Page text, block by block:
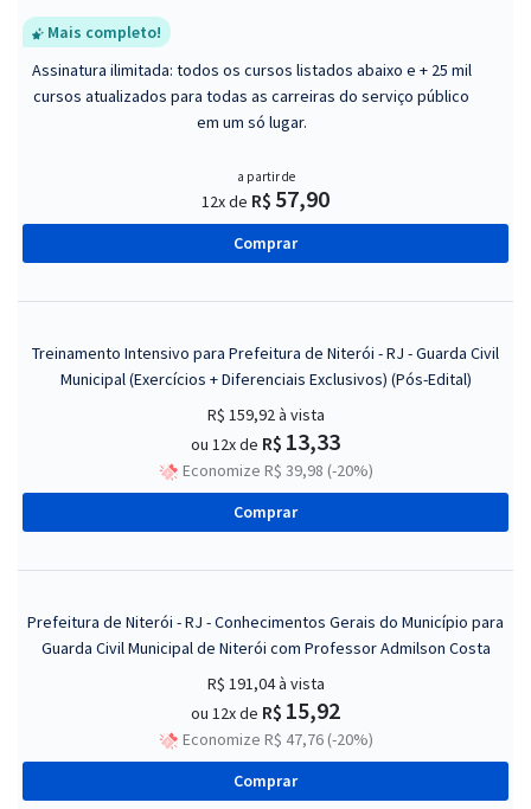
Mais completo!
Assinatura ilimitada: todos os cursos listados abaixo e + 25 mil
cursos atualizados para todas as carreiras do serviço público
em um só lugar.
a partir de
12x de R$ 57,90
Comprar
Treinamento Intensivo para Prefeitura de Niterói - RJ - Guarda Civil
Municipal (Exercícios + Diferenciais Exclusivos) (Pós-Edital)
R$ 159,92à vista
ou 12x de R$ 13,33
Economize R$ 39,98 (-20%)
Comprar
Prefeitura de Niterói - RJ - Conhecimentos Gerais do Município para
Guarda Civil Municipal de Niterói com Professor Admilson Costa
R$ 191,04à vista
ou 12x de R$ 15,92
Economize R$ 47,76 (-20%)
Comprar